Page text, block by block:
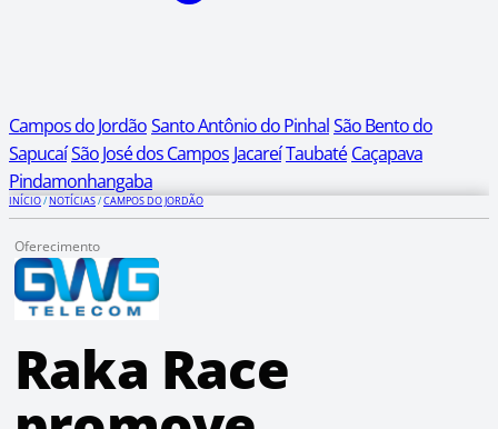
Campos do JordãoSanto Antônio do PinhalSão Bento do
SapucaíSão José dos Campos JacareíTaubaté Caçapava
Pindamonhangaba
INÍCIO/NOTÍCIAS/CAMPOS DO JORDÃO
Oferecimento
Raka Race